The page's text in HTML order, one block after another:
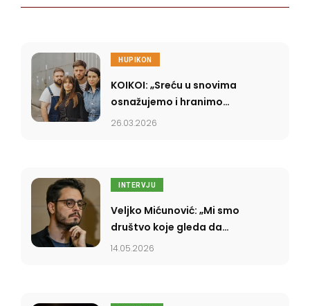
HUPIKON
KOIKOI: „Sreću u snovima
osnažujemo i hranimo
kako bi izašla jača i
26.03.2026
INTERVJU
Veljko Mićunović: „Mi smo
društvo koje gleda da
preživi dan, a ne da
14.05.2026